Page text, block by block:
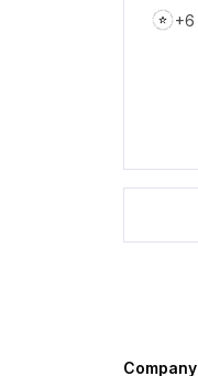
+6
Company